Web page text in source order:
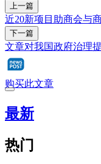
上一篇
近20新项目助商会与
下一篇
文章对我国政府治理
购买此文章
最新
热门